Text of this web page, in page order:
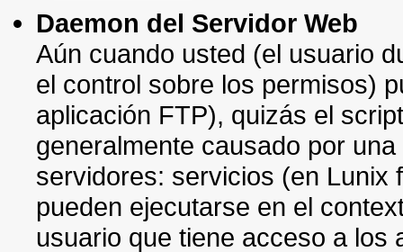
Daemon del Servidor Web
Aún cuando usted (el usuario
el control sobre los permisos)
aplicación FTP), quizás el
generalmente causado por
servidores: servicios (en Lunix
pueden ejecutarse en el
usuario que tiene acceso a